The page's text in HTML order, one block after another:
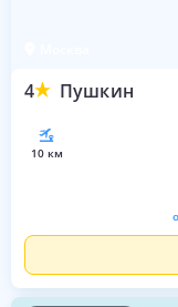
4 Пушкин
10 км